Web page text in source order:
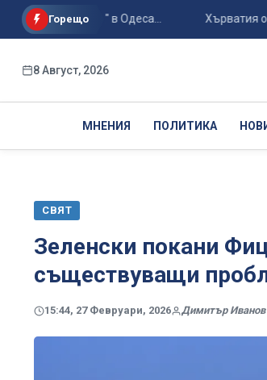
Горещо
"Черноморец" в Одеса... Хърватия
8 Август, 2026
МНЕНИЯ ПОЛИТИКА
СВЯТ
Зеленски покани
съществуващи
15:44, 27 Февруари, 2026 Димитър Иванов